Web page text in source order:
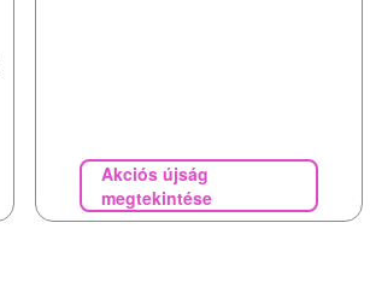
Akciós újság
megtekintése